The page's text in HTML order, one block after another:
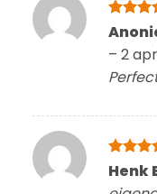
5 uit 5
– 2
Henk